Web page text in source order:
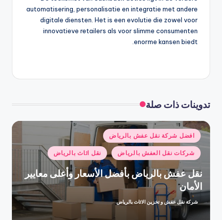
automatisering, personalisatie en integratie met andere
digitale diensten. Het is een evolutie die zowel voor
innovatieve retailers als voor slimme consumenten
enorme kansen biedt.
تدوينات ذات صلة
نُشر
في
افضل شركة نقل عفش بالرياض
شركات نقل العفش بالرياض نقل اثاث بالرياض
نقل عفش بالرياض بأفضل الأسعار وأعلى معايير
الأمان
تمّ
بواسطة
شركة نقل عفش و تخزين الاثاث بالرياض